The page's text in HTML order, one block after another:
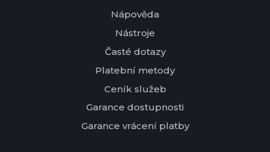
Nápověda
Nástroje
Časté dotazy
Platební metody
Ceník služeb
Garance dostupnosti
Garance vrácení platby